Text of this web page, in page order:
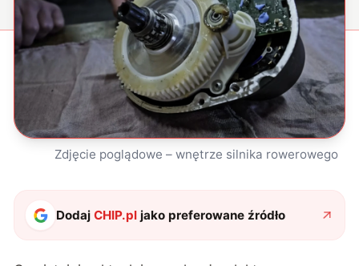
Zdjęcie poglądowe – wnętrze silnika rowerowego
DodajCHIP.pl jako preferowane źródło